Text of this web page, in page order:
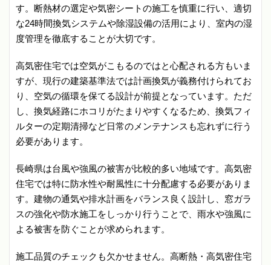
す。断熱材の選定や気密シートの施工を慎重に行い、適切
な24時間換気システムや除湿設備の活用により、室内の湿
度管理を徹底することが大切です。
高気密住宅では空気がこもるのではと心配される方もいま
すが、現行の建築基準法では計画換気が義務付けられてお
り、空気の循環を保てる設計が前提となっています。ただ
し、換気経路にホコリがたまりやすくなるため、換気フィ
ルターの定期清掃など日常のメンテナンスも忘れずに行う
必要があります。
長崎県は台風や強風の被害が比較的多い地域です。高気密
住宅では特に防水性や耐風性に十分配慮する必要がありま
す。建物の通気や排水計画をバランス良く設計し、窓ガラ
スの強化や防水施工をしっかり行うことで、雨水や強風に
よる被害を防ぐことが求められます。
施工品質のチェックも欠かせません。高断熱・高気密住宅